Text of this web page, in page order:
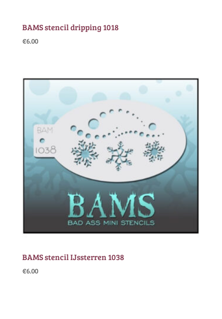
BAMS stencil dripping 1018
€6.00
BAMS stencil IJssterren 1038
€6.00